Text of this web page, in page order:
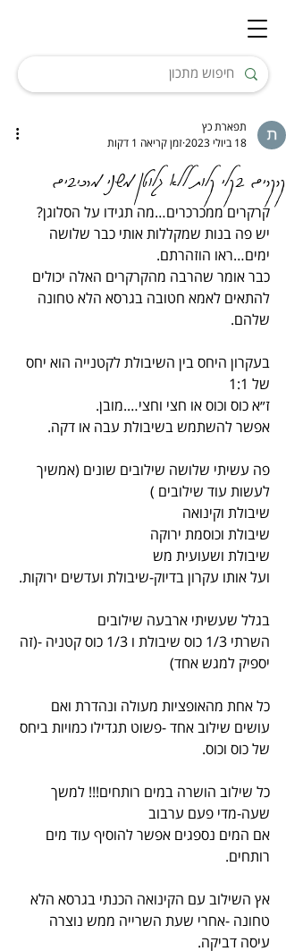
קרקרים בקלי קלות ללא גלוטן משני מרכיבים
תפארת כץ
18 ביולי 2023
זמן קריאה 1 דקות
קרקרים ממכרכרים…מה תגידו על הסלוגן?
יש פה בנות שמקללות אותי כבר שלושה
ימים…ראו הוזהרתם.
כבר אומר שהרבה מהקרקרים האלה יכולים
להתאים לאמא חטובה בגרסא הלא טחונה
שלהם.
בעקרון היחס בין השיבולת לקטנייה הוא יחס
של 1:1
ז״א כוס וכוס או חצי וחצי….מובן.
אפשר להשתמש בשיבולת עבה או דקה.
פה עשיתי שלושה שילובים שונים (אמשיך
לעשות עוד שילובים )
שיבולת וקינואה
שיבולת וכוסמת ירוקה
שיבולת ושעועית מש
ועל אותו עקרון בדיוק-שיבולת ועדשים ירוקות.
בגלל שעשיתי ארבעה שילובים
השרתי 1/3 כוס שיבולת ו 1/3 כוס קטניה -(זה
יספיק למגש אחד)
כל אחת מהאופציות מעולה ונהדרת ואם
עושים שילוב אחד -פשוט תגדילו כמויות ביחס
של כוס וכוס.
כל שילוב הושרה במים רותחים!!! למשך
שעה-מדי פעם ערבוב
אם המים נספגים אפשר להוסיף עוד מים
רותחים.
אץ השילוב עם הקינואה הכנתי בגרסא הלא
טחונה -אחרי שעת השרייה ממש נוצרה
עיסה דביקה.